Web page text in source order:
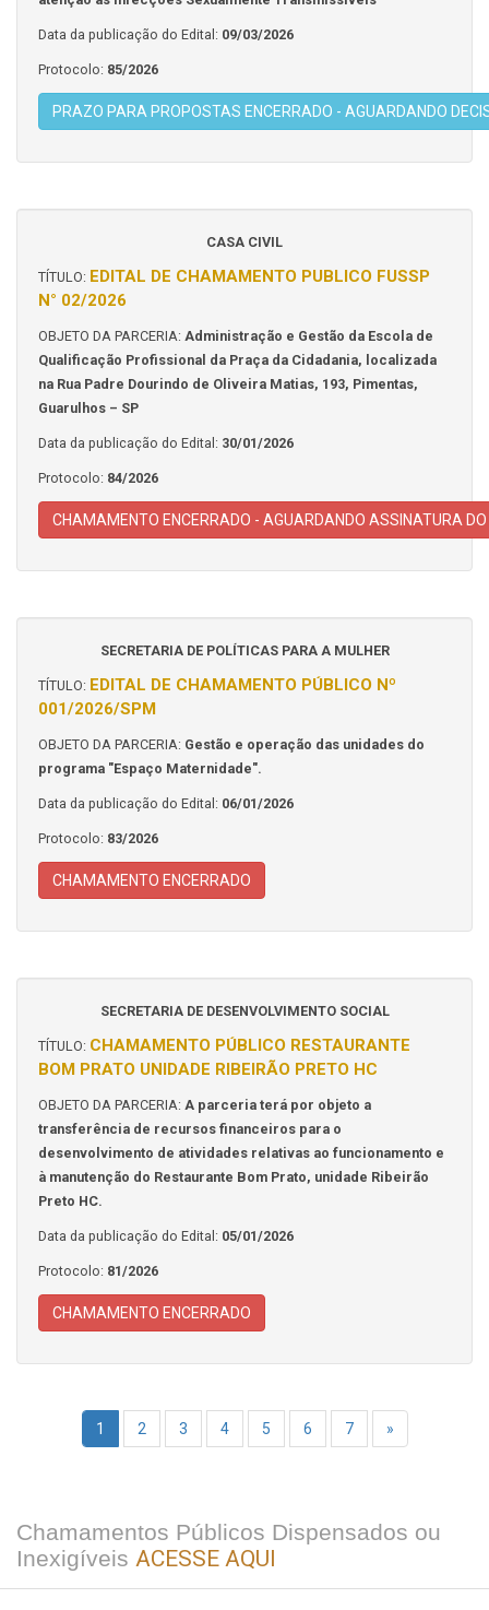
Data da publicação do Edital: 09/03/2026
Protocolo: 85/2026
PRAZO PARA PROPOSTAS ENCERRADO - AGUARDANDO
CASA CIVIL
TÍTULO: EDITAL DE CHAMAMENTO PUBLICO FUSSP
N° 02/2026
OBJETO DA PARCERIA: Administração e Gestão da Escola de
Qualificação Profissional da Praça da Cidadania, localizada
na Rua Padre Dourindo de Oliveira Matias, 193, Pimentas,
Guarulhos – SP
Data da publicação do Edital: 30/01/2026
Protocolo: 84/2026
CHAMAMENTO ENCERRADO - AGUARDANDO ASSINATURA
SECRETARIA DE POLÍTICAS PARA A MULHER
TÍTULO: EDITAL DE CHAMAMENTO PÚBLICO Nº
001/2026/SPM
OBJETO DA PARCERIA: Gestão e operação das unidades do
programa "Espaço Maternidade".
Data da publicação do Edital: 06/01/2026
Protocolo: 83/2026
CHAMAMENTO ENCERRADO
SECRETARIA DE DESENVOLVIMENTO SOCIAL
TÍTULO: CHAMAMENTO PÚBLICO RESTAURANTE
BOM PRATO UNIDADE RIBEIRÃO PRETO HC
OBJETO DA PARCERIA: A parceria terá por objeto a
transferência de recursos financeiros para o
desenvolvimento de atividades relativas ao funcionamento e
à manutenção do Restaurante Bom Prato, unidade Ribeirão
Preto HC.
Data da publicação do Edital: 05/01/2026
Protocolo: 81/2026
CHAMAMENTO ENCERRADO
1 2 3 4 5 6 7 »
Chamamentos Públicos Dispensados ou
Inexigíveis ACESSE AQUI